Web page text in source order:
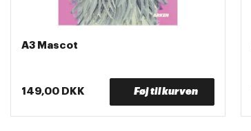
A3 Mascot
149,00 DKK Føj til kurven